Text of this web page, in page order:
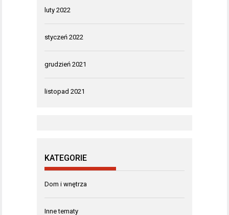
luty 2022
styczeń 2022
grudzień 2021
listopad 2021
KATEGORIE
Dom i wnętrza
Inne tematy